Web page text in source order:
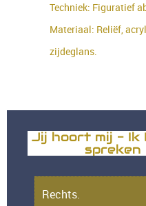
Techniek: Figuratief
Materiaal: Reliëf,
zijdeglans.
Jij hoort mij - Ik
Rechts.